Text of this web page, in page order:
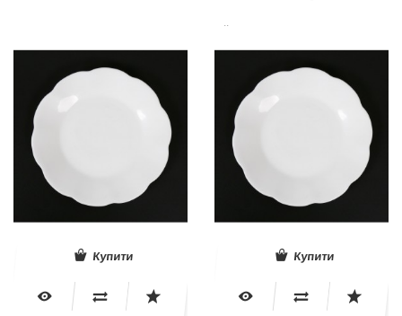
..
Купити Купити